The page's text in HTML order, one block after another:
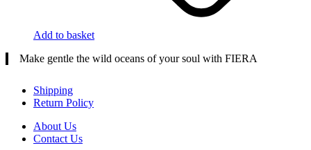
Add to basket
Make gentle the wild oceans of your soul with FIERA
Shipping
Return Policy
About Us
Contact Us